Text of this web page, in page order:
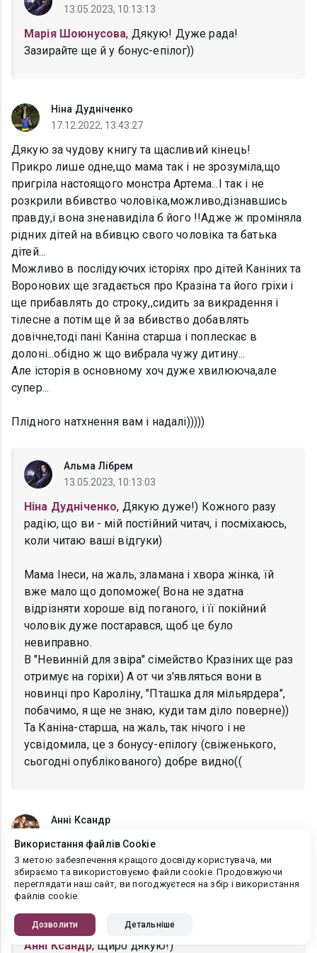
13.05.2023, 10:13:13
Марія Шоюнусова, Дякую! Дуже рада!
Зазирайте ще й у бонус-епілог))
Ніна Дудніченко
17.12.2022, 13:43:27
Дякую за чудову книгу та щасливий кінець!
Прикро лише одне,що мама так і не зрозуміла,що
пригріла настоящого монстра Артема...І так і не
розкрили вбивство чоловіка,можливо,дізнавшись
правду,і вона зненавиділа б його !!Адже ж проміняла
рідних дітей на вбивцю свого чоловіка та батька
дітей...
Можливо в послідуючих історіях про дітей Каніних та
Воронових ще згадається про Кразіна та його гріхи і
ще прибавлять до строку,,сидить за викрадення і
тілесне а потім ще й за вбивство добавлять
довічне,тоді пані Каніна старша і поплескає в
долоні...обідно ж що вибрала чужу дитину...
Але історія в основному хоч дуже хвилююча,але
супер...
Плідного натхнення вам і надалі)))))
Альма Лібрем
13.05.2023, 10:13:03
Ніна Дудніченко, Дякую дуже!) Кожного разу
радію, що ви - мій постійний читач, і посміхаюсь,
коли читаю ваші відгуки)
Мама Інеси, на жаль, зламана і хвора жінка, їй
вже мало що допоможе( Вона не здатна
відрізняти хороше від поганого, і її покійний
чоловік дуже постарався, щоб це було
невиправно.
В "Невинній для звіра" сімейство Кразіних ще раз
отримує на горіхи) А от чи з'являться вони в
новинці про Кароліну, "Пташка для мільярдера",
побачимо, я ще не знаю, куди там діло поверне))
Та Каніна-старша, на жаль, так нічого і не
усвідомила, це з бонусу-епілогу (свіженького,
сьогодні опублікованого) добре видно((
Анні Ксандр
Вітаю з завершенням!!! Рада за Алекса!!
13.05.2023, 10:10:45
Анні Ксандр, Щиро дякую!)
Використання файлів Cookie
З метою забезпечення кращого досвіду користувача, ми
збираємо та використовуємо файли cookie. Продовжуючи
переглядати наш сайт, ви погоджуєтеся на збір і використання
файлів cookie.
Дозволити Детальніше